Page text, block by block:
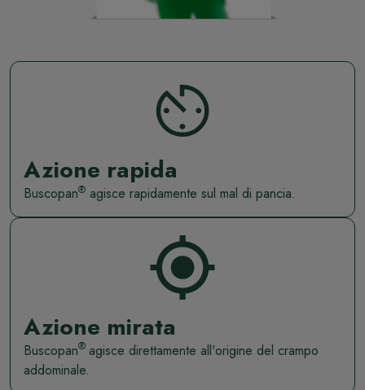
Azione rapida
Buscopan® agisce rapidamente sul mal di pancia.
Azione mirata
Buscopan® agisce direttamente all'origine del crampo
addominale.